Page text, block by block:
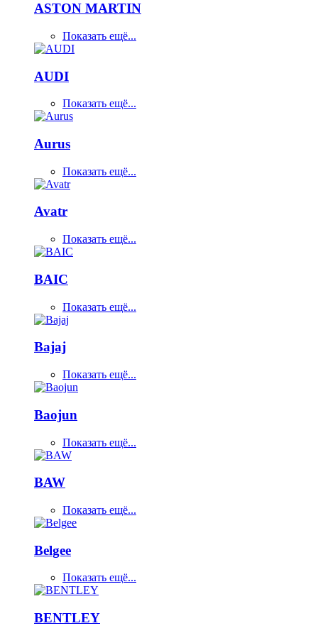
ASTON MARTIN
Показать ещё...
AUDI
Показать ещё...
Aurus
Показать ещё...
Avatr
Показать ещё...
BAIC
Показать ещё...
Bajaj
Показать ещё...
Baojun
Показать ещё...
BAW
Показать ещё...
Belgee
Показать ещё...
BENTLEY